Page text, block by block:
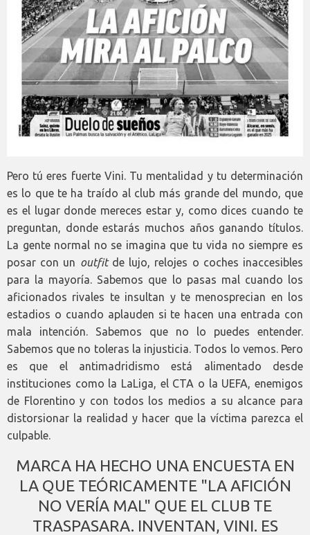
Pero tú eres fuerte Vini. Tu mentalidad y tu determinación
es lo que te ha traído al club más grande del mundo, que
es el lugar donde mereces estar y, como dices cuando te
preguntan, donde estarás muchos años ganando títulos.
La gente normal no se imagina que tu vida no siempre es
posar con un outfitde lujo, relojes o coches inaccesibles
para la mayoría. Sabemos que lo pasas mal cuando los
aficionados rivales te insultan y te menosprecian en los
estadios o cuando aplauden si te hacen una entrada con
mala intención. Sabemos que no lo puedes entender.
Sabemos que no toleras la injusticia. Todos lo vemos. Pero
es que el antimadridismo está alimentado desde
instituciones como la LaLiga, el CTA o la UEFA, enemigos
de Florentino y con todos los medios a su alcance para
distorsionar la realidad y hacer que la víctima parezca el
culpable.
MARCA HA HECHO UNA ENCUESTA EN
LA QUE TEÓRICAMENTE "LA AFICIÓN
NO VERÍA MAL" QUE EL CLUB TE
TRASPASARA. INVENTAN, VINI. ES